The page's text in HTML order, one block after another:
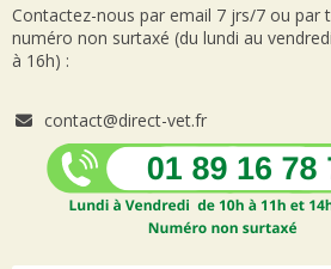
Contactez-nous par email 7 jrs/7 ou par
numéro non surtaxé (du lundi au
à 16h) :
contact@direct-vet.fr